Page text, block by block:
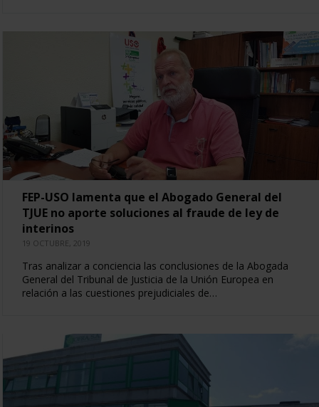
FEP-USO lamenta que el Abogado General del
TJUE no aporte soluciones al fraude de ley de
interinos
19 OCTUBRE, 2019
Tras analizar a conciencia las conclusiones de la Abogada
General del Tribunal de Justicia de la Unión Europea en
relación a las cuestiones prejudiciales de…